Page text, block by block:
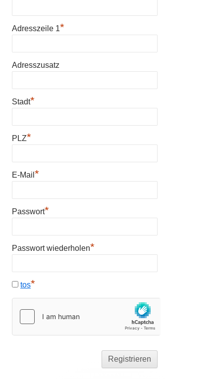
Adresszeile 1*
Adresszusatz
Stadt*
PLZ*
E-Mail *
Passwort*
Passwort wiederholen*
tos*